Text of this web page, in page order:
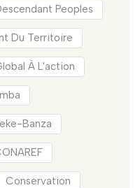
Peoples
Du Territoire
À L'action
Banza
Conservation